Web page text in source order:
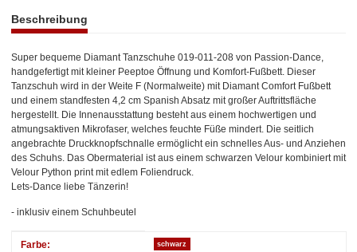
Beschreibung
Super bequeme Diamant Tanzschuhe 019-011-208 von Passion-Dance,
handgefertigt mit kleiner Peeptoe Öffnung und Komfort-Fußbett. Dieser
Tanzschuh wird in der Weite F (Normalweite) mit Diamant Comfort Fußbett
und einem standfesten 4,2 cm Spanish Absatz mit großer Auftrittsfläche
hergestellt. Die Innenausstattung besteht aus einem hochwertigen und
atmungsaktiven Mikrofaser, welches feuchte Füße mindert. Die seitlich
angebrachte Druckknopfschnalle ermöglicht ein schnelles Aus- und Anziehen
des Schuhs. Das Obermaterial ist aus einem schwarzen Velour kombiniert mit
Velour Python print mit edlem Foliendruck.
Lets-Dance liebe Tänzerin!
- inklusiv einem Schuhbeutel
Produkteigenschaft
Wert
Farbe: schwarz